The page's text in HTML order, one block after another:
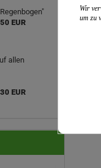
EUR
allen
EUR
Wir
um zu